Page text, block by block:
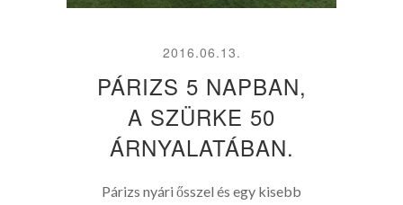
2016.06.13.
PÁRIZS 5 NAPBAN,
A SZÜRKE 50
ÁRNYALATÁBAN.
Párizs nyári ősszel és egy kisebb